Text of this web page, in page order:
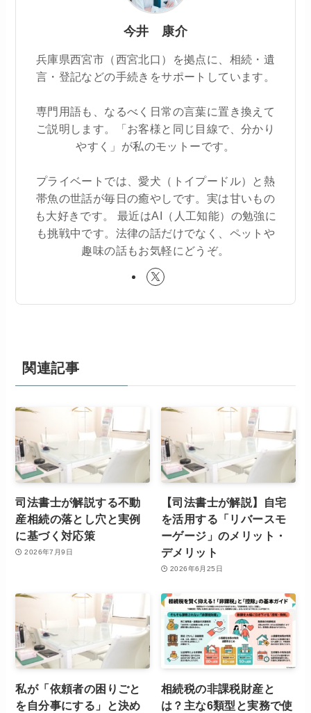
今井 康介
兵庫県西宮市（西宮北口）を拠点に、相続・遺
言・登記などの手続きをサポートしています。
専門用語も、なるべく日常の言葉に置き換えて
ご説明します。「お客様と同じ目線で、分かり
やすく」が私のモットーです。
プライベートでは、愛犬（トイプードル）と熱
帯魚の世話が毎日の癒やしです。実は甘いもの
も大好きです。 最近はAI（人工知能）の勉強に
も挑戦中です。法律の話だけでなく、ペットや
趣味の話もお気軽にどうぞ。
関連記事
司法書士が解説する不動
産相続の落とし穴と実例
に基づく対応策
2026年7月9日
【司法書士が解説】自宅
を活用する「リバースモ
ーゲージ」のメリット・
デメリット
2026年6月25日
私が「依頼者の困りごと
を自分事にする」と決め
相続税の非課税財産と
は？主な6類型と実務で使